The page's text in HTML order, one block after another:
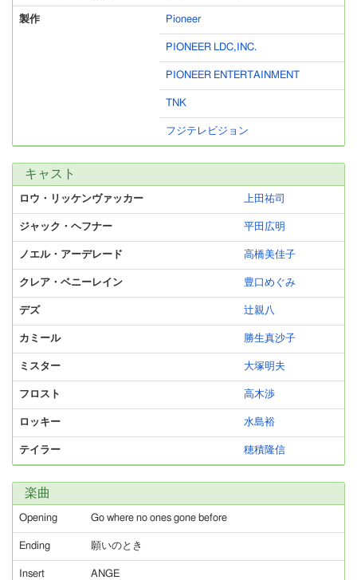
製作 Pioneer
PIONEER LDC,INC.
PIONEER ENTERTAINMENT
TNK
フジテレビジョン
キャスト
ロウ・リッケンヴァッカー 上田祐司
ジャック・ヘフナー 平田広明
ノエル・アーデレード 高橋美佳子
クレア・ベニーレイン 豊口めぐみ
デズ 辻親八
カミール 勝生真沙子
ミスター 大塚明夫
フロスト 高木渉
ロッキー 水島裕
テイラー 穂積隆信
楽曲
Opening Go where no ones gone before
Ending 願いのとき
Insert ANGE